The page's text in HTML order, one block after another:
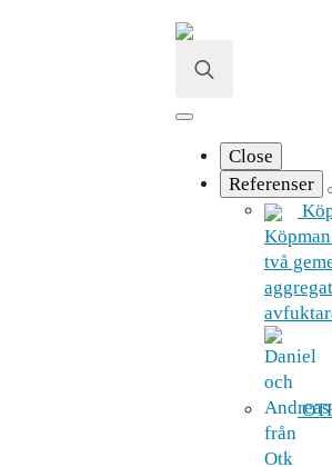
Search
Close
Referenser
två